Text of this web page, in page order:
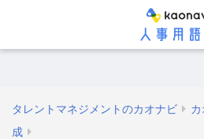
タレントマネジメントのカオナビ
成